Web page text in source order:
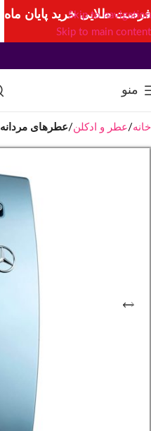
Skip to navigation
Skip to main content
منو
خانه عطر و ادکلن عطرهای مردانه
فرصت طلایی خرید پایان ماه